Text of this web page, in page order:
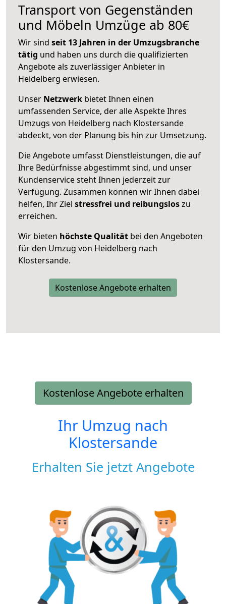
Transport von Gegenständen
und Möbeln Umzüge ab 80€
Wir sind seit 13 Jahren in der Umzugsbranche
tätig und haben uns durch die qualifizierten
Angebote als zuverlässiger Anbieter in
Heidelberg erwiesen.
Unser Netzwerk bietet Ihnen einen
umfassenden Service, der alle Aspekte Ihres
Umzugs von Heidelberg nach Klostersande
abdeckt, von der Planung bis hin zur Umsetzung.
Die Angebote umfasst Dienstleistungen, die auf
Ihre Bedürfnisse abgestimmt sind, und unser
Kundenservice steht Ihnen jederzeit zur
Verfügung. Zusammen können wir Ihnen dabei
helfen, Ihr Ziel stressfrei und reibungsloszu
erreichen.
Wir bieten höchste Qualität bei den Angeboten
für den Umzug von Heidelberg nach
Klostersande.
Kostenlose Angebote erhalten
Kostenlose Angebote erhalten
Ihr Umzug nach
Klostersande
Erhalten Sie jetzt Angebote